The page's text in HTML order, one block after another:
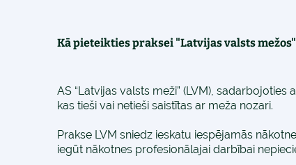
Kā pieteikties praksei "Latvijas valsts
AS “Latvijas valsts meži” (LVM),
kas tieši vai netieši saistītas ar meža nozari.
Prakse LVM sniedz ieskatu iespējamās
iegūt nākotnes profesionālajai darbībai